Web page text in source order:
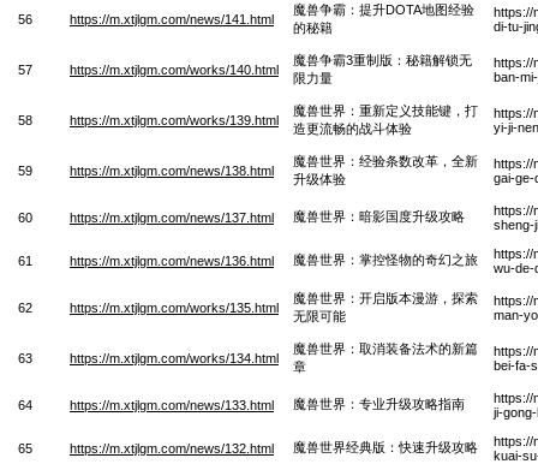
56 https://m.xtjlgm.com/news/141.html
魔兽争霸：提升DOTA地图经验
的秘籍
https://
di-tu-
57 https://m.xtjlgm.com/works/140.html
魔兽争霸3重制版：秘籍解锁无
限力量
https://
ban-
58 https://m.xtjlgm.com/works/139.html
魔兽世界：重新定义技能键，打
造更流畅的战斗体验
https://
yi-ji-
59 https://m.xtjlgm.com/news/138.html
魔兽世界：经验条数改革，全新
升级体验
https://
gai-ge-
60 https://m.xtjlgm.com/news/137.html 魔兽世界：暗影国度升级攻略
https://
sheng-
61 https://m.xtjlgm.com/news/136.html 魔兽世界：掌控怪物的奇幻之旅
https://
wu-de-
62 https://m.xtjlgm.com/works/135.html
魔兽世界：开启版本漫游，探索
无限可能
https://
man-
63 https://m.xtjlgm.com/works/134.html
魔兽世界：取消装备法术的新篇
章
https://
bei-fa-
64 https://m.xtjlgm.com/news/133.html 魔兽世界：专业升级攻略指南
https://
ji-
65 https://m.xtjlgm.com/news/132.html 魔兽世界经典版：快速升级攻略
https://
kuai-